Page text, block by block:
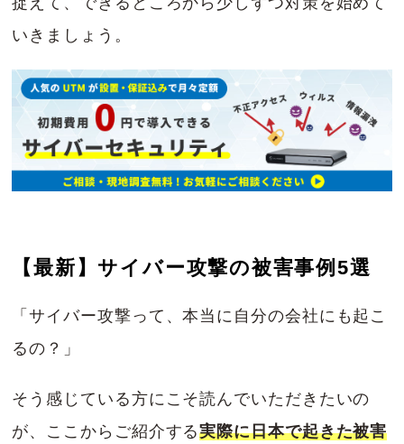
いきましょう。
【最新】サイバー攻撃の被害事例5選
「サイバー攻撃って、本当に自分の会社にも起こ
るの？」
そう感じている方にこそ読んでいただきたいの
が、ここからご紹介する実際に日本で起きた被害